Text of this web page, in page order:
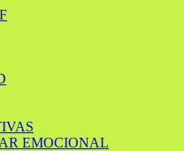
EMOCIONAL